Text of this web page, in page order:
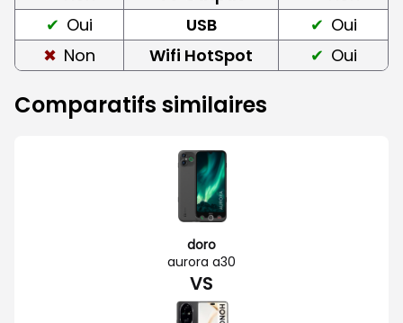
Oui
USB
Oui
Non
Wifi HotSpot Oui
Comparatifs similaires
doro
aurora a30
VS